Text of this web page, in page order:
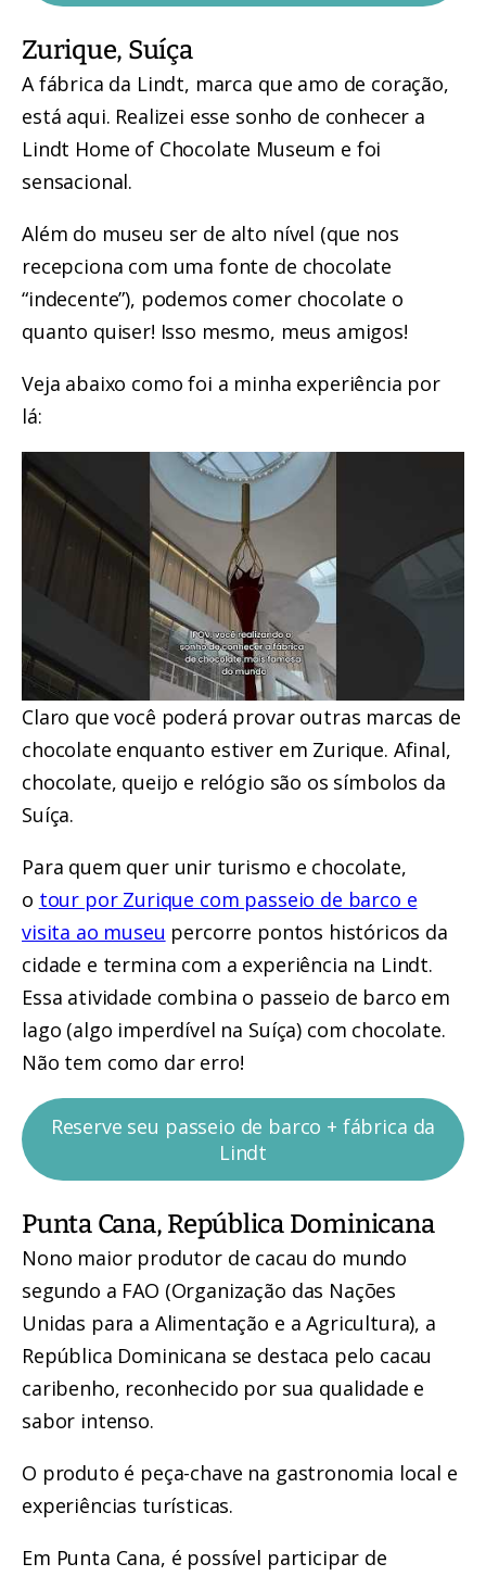
Zurique, Suíça
A fábrica da Lindt, marca que amo de coração,
está aqui. Realizei esse sonho de conhecer a
Lindt Home of Chocolate Museum e foi
sensacional.
Além do museu ser de alto nível (que nos
recepciona com uma fonte de chocolate
“indecente”), podemos comer chocolate o
quanto quiser! Isso mesmo, meus amigos!
Veja abaixo como foi a minha experiência por
lá:
Claro que você poderá provar outras marcas de
chocolate enquanto estiver em Zurique. Afinal,
chocolate, queijo e relógio são os símbolos da
Suíça.
Para quem quer unir turismo e chocolate,
o tour por Zurique com passeio de barco e
visita ao museu percorre pontos históricos da
cidade e termina com a experiência na Lindt.
Essa atividade combina o passeio de barco em
lago (algo imperdível na Suíça) com chocolate.
Não tem como dar erro!
Reserve seu passeio de barco + fábrica da
Lindt
Punta Cana, República Dominicana
Nono maior produtor de cacau do mundo
segundo a FAO (Organização das Nações
Unidas para a Alimentação e a Agricultura), a
República Dominicana se destaca pelo cacau
caribenho, reconhecido por sua qualidade e
sabor intenso.
O produto é peça-chave na gastronomia local e
experiências turísticas.
Em Punta Cana, é possível participar de